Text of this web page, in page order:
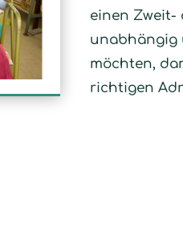
einen
unabhängig
möchten,
richtigen